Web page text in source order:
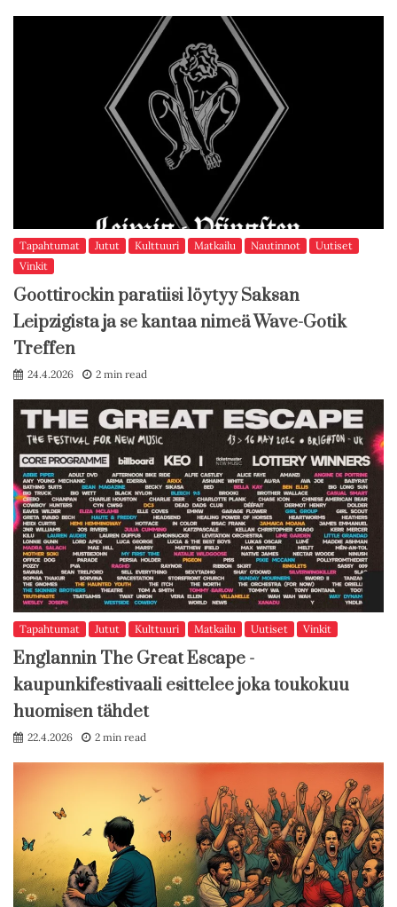
Tapahtumat Jutut Kulttuuri Matkailu Nautinnot
Uutiset
Vinkit
Goottirockin paratiisi löytyy Saksan
Leipzigista ja se kantaa nimeä Wave-Gotik
Treffen
24.4.2026 2 min read
Tapahtumat Jutut Kulttuuri Matkailu Uutiset Vinkit
Englannin The Great Escape -
kaupunkifestivaali esittelee joka toukokuu
huomisen tähdet
22.4.2026 2 min read